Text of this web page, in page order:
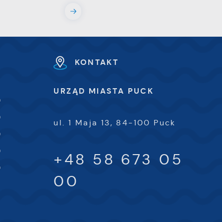
KONTAKT
URZĄD MIASTA PUCK
ul. 1 Maja 13, 84-100 Puck
+48 58 673 05
00